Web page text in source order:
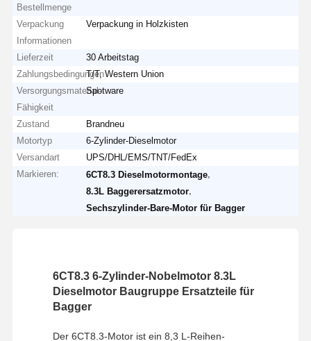
Bestellmenge
Verpackung
Informationen
Verpackung in Holzkisten
Lieferzeit
30 Arbeitstag
ZahlungsbedingungenT/T, Western Union
Versorgungsmaterial-
Fähigkeit
Spotware
Zustand
Brandneu
Motortyp
6-Zylinder-Dieselmotor
Versandart
UPS/DHL/EMS/TNT/FedEx
Markieren:
6CT8.3 Dieselmotormontage
8.3L Baggerersatzmotor
Sechszylinder-Bare-Motor für Bagger
6CT8.3 6-Zylinder-Nobelmotor 8.3L
Dieselmotor Baugruppe Ersatzteile für
Bagger
Der 6CT8.3-Motor ist ein 8,3 L-Reihen-